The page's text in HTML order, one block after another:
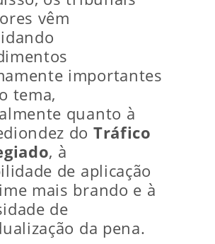
vêm
importantes
tema,
quanto à
do Tráfico
, à
de aplicação
mais brando e à
de
da pena.